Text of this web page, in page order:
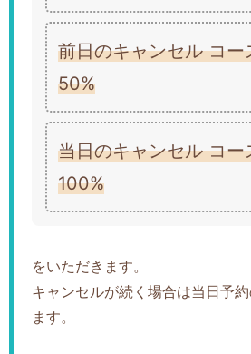
前日のキャンセル コー
50%
当日のキャンセル コー
100%
をいただきます。
キャンセルが続く場合は当日予
ます。